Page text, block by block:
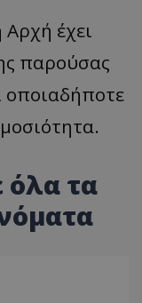
έχει
παρούσας
οποιαδήποτε
όλα τα